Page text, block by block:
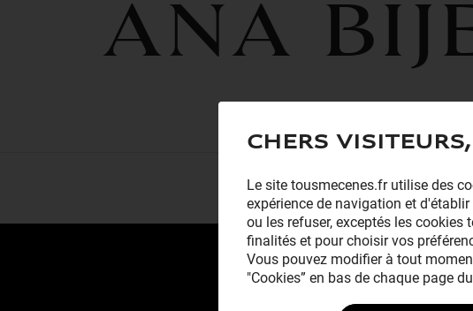
Ana
Chers visiteurs,
Le site tousmecenes.fr utilise des
expérience de navigation et
ou les refuser, exceptés les cookies
finalités et pour choisir vos
Vous pouvez modifier à tout
"Cookies” en bas de chaque page